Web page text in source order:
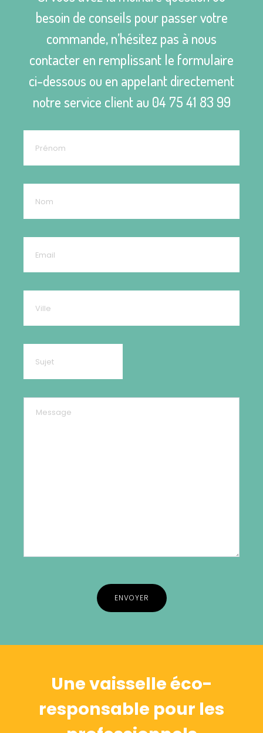
besoin de conseils pour passer votre
commande, n’hésitez pas à nous
contacter en remplissant le formulaire
ci-dessous ou en appelant directement
notre service client au 04 75 41 83 99
Une vaisselle éco-
responsable pour les